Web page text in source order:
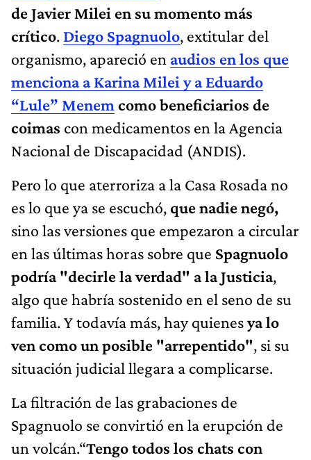
de Javier Milei en su momento más
crítico. Diego Spagnuolo, extitular del
organismo, apareció en audios en los que
menciona a Karina Milei y a Eduardo
“Lule” Menem como beneficiarios de
coimas con medicamentos en la Agencia
Nacional de Discapacidad (ANDIS).
Pero lo que aterroriza a la Casa Rosada no
es lo que ya se escuchó, que nadie negó,
sino las versiones que empezaron a circular
en las últimas horas sobre que Spagnuolo
podría "decirle la verdad" a la Justicia,
algo que habría sostenido en el seno de su
familia. Y todavía más, hay quienesya lo
ven como un posible "arrepentido", si su
situación judicial llegara a complicarse.
La filtración de las grabaciones de
Spagnuolo se convirtió en la erupción de
un volcán.“Tengo todos los chats con